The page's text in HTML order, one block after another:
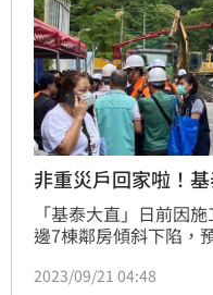
非重災戶回家啦！
「基泰大直」日前因
邊7棟鄰房傾斜下陷，
明顯變化，已經可返家
2023/09/21 04:48